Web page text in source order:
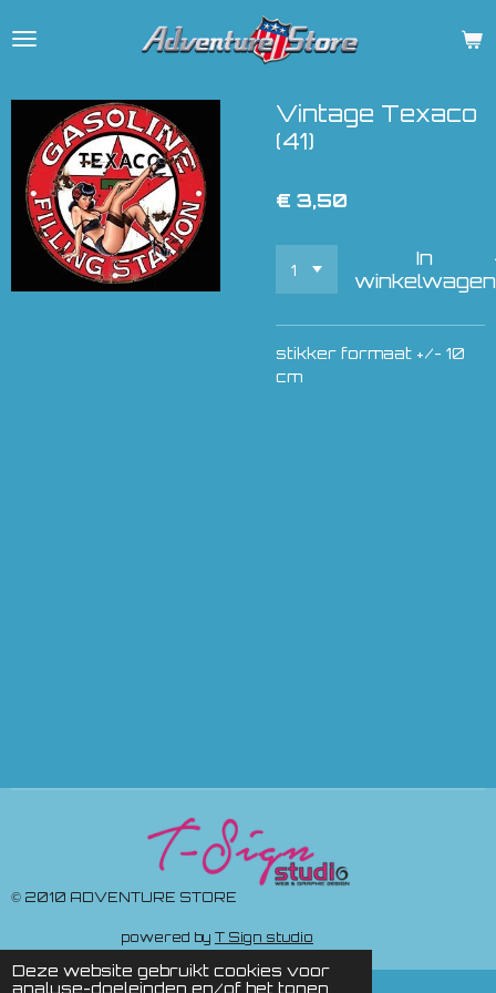
Deze website gebruikt cookies voor
analyse-doeleinden en/of het tonen
direct
hoofdinhoud
Vintage Texaco
(41)
€ 3,50
In
winkelwagen
stikker formaat +/- 10
cm
© 2010 ADVENTURE STORE
powered by T Sign studio